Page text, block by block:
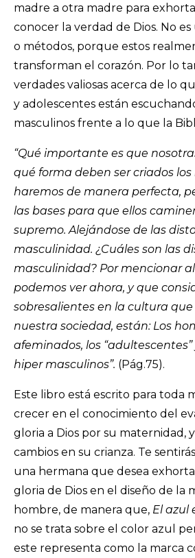
madre a otra madre para
conocer la verdad de Dios. No
o métodos, porque estos
transforman el corazón. Por lo
verdades valiosas acerca de lo
y adolescentes están
masculinos frente a lo que la
“Qué importante es que
qué forma deben ser criados los
haremos de manera perfecta,
las bases para que ellos
supremo. Alejándose de las
masculinidad. ¿Cuáles son las
masculinidad? Por mencionar
podemos ver ahora, y que
sobresalientes en la cultura
nuestra sociedad, están: Los
afeminados, los
hiper masculinos”. (Pág.75).
Este libro está escrito para toda
crecer en el conocimiento del
gloria a Dios por su maternidad,
cambios en su crianza. Te
una hermana que desea
gloria de Dios en el diseño de la
hombre, de manera que, El azul
no se trata sobre el color azul
este representa como la marca